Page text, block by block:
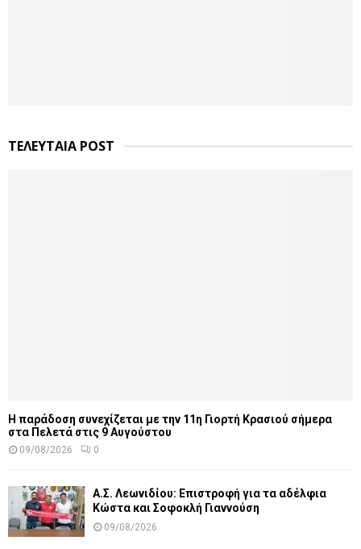
ΤΕΛΕΥΤΑΙΑ POST
Η παράδοση συνεχίζεται με την 11η Γιορτή Κρασιού σήμερα
στα Πελετά στις 9 Αυγούστου
09/08/2026 0
Α.Σ. Λεωνιδίου: Επιστροφή για τα αδέλφια
Κώστα και Σοφοκλή Γιαννούση
09/08/2026